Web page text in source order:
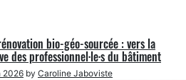
bio-géo-sourcée : vers la
des professionnel·le·s du bâtiment
2026 by Caroline Jaboviste